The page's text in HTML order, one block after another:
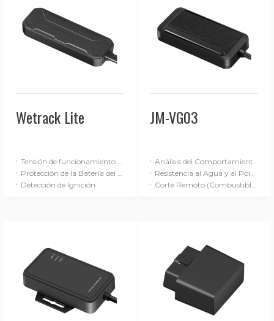
Wetrack Lite
· Tensión de funcionamiento de 9-90 V
· Protección de la Batería del Vehículo
· Detección de Ignición
JM-VG03
· Análisis del Comportamiento de Conducción (Básico)
· Resistencia al Agua y al Polvo IP65
· Corte Remoto (Combustible / Alimentación)